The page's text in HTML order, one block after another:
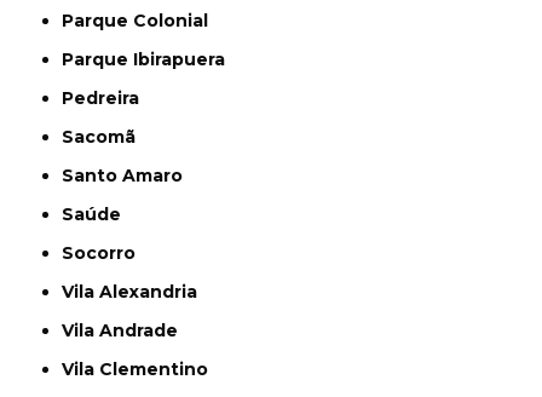
Parque Colonial
Parque Ibirapuera
Pedreira
Sacomã
Santo Amaro
Saúde
Socorro
Vila Alexandria
Vila Andrade
Vila Clementino